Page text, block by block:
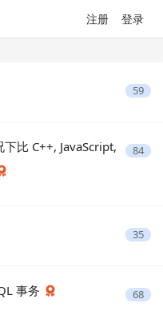
注册 登录
59
比 C++, JavaScript,
84
35
事务 68